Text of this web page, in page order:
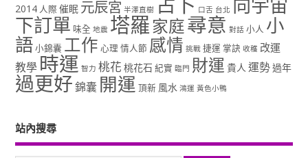
2014 人際 催眠 元辰宮 半澤直樹 口舌 台北 向宇宙
下訂單 味全 地震 塔羅家庭尋意 對話 小人 小
語小錦囊 工作 心理 情人節 感情 挑戰 捷運 掌訣 收穫 改運
教學 時運 智力 桃花 桃花石 紀實 臨門 財運 貴人 運勢過年
過更好錦囊 開運 頂新 風水 鴻運 黃色小鴨
站內搜尋